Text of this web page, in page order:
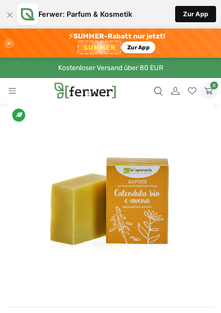
× Ferwer: Parfum & Kosmetik Zur App
×
⚡SUMMER-Rabatt nur jetzt!
SUMMER Zur App
Kostenloser Versand über 80 EUR
0